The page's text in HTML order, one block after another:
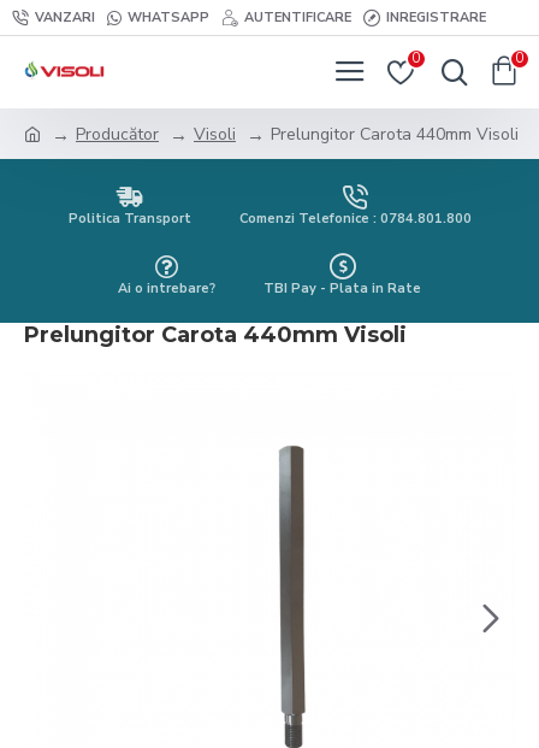
VANZARI WHATSAPP AUTENTIFICARE INREGISTRARE
0 0
Producător Visoli Prelungitor Carota 440mm Visoli
Politica Transport Comenzi Telefonice : 0784.801.800
Ai o intrebare? TBI Pay - Plata in Rate
Prelungitor Carota 440mm Visoli